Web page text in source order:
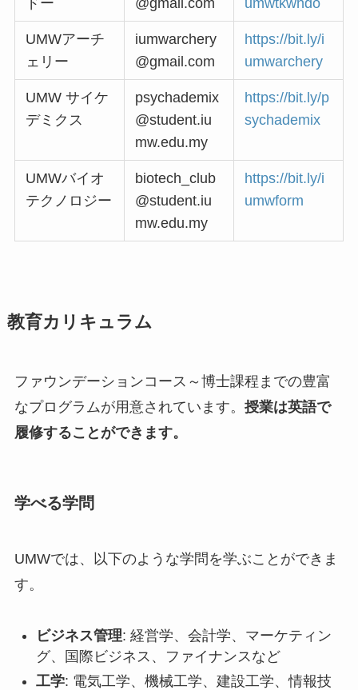
ドー
@gmail.com
umwtkwndo
UMWアーチ
ェリー
iumwarchery
@gmail.com
https://bit.ly/i
umwarchery
UMW サイケ
デミクス
psychademix
@student.iu
mw.edu.my
https://bit.ly/p
sychademix
UMWバイオ
テクノロジー
biotech_club
@student.iu
mw.edu.my
https://bit.ly/i
umwform
教育カリキュラム
ファウンデーションコース～博士課程までの豊富
なプログラムが用意されています。 授業は英語で
履修することができます。
学べる学問
UMWでは、以下のような学問を学ぶことができま
す。
ビジネス管理: 経営学、会計学、マーケティン
グ、国際ビジネス、ファイナンスなど
工学: 電気工学、機械工学、建設工学、情報技